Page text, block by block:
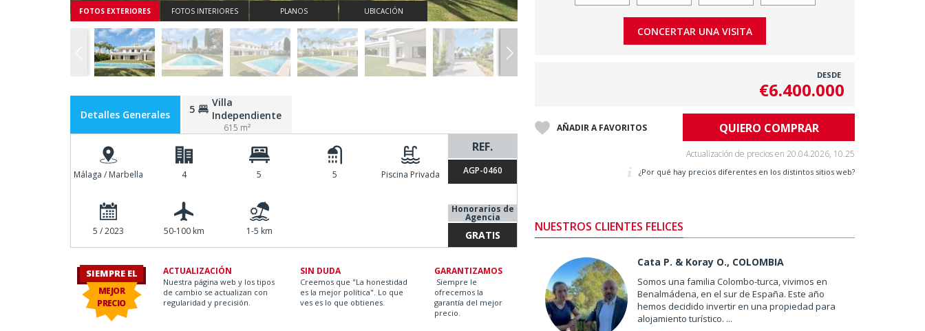
FOTOS EXTERIORES FOTOS INTERIORES PLANOS UBICACIÓN
Detalles Generales 5
Villa
Independiente
615 m²
REF.
AGP-0460
Honorarios de
Agencia
GRATIS
Málaga / Marbella 4 5 5 Piscina Privada
5 / 2023 50-100 km 1-5 km
SIEMPRE EL
MEJOR
PRECIO
ACTUALIZACIÓN
Nuestra página web y los tipos
de cambio se actualizan con
regularidad y precisión.
SIN DUDA
Creemos que "La honestidad
es la mejor política". Lo que
ves es lo que obtienes.
GARANTIZAMOS
Siempre le
ofrecemos la
garantía del mejor
precio.
DESDE
€6.400.000
AÑADIR A FAVORITOS QUIERO COMPRAR
Actualización de precios en 20.04.2026, 10.25
¿Por qué hay precios diferentes en los distintos sitios web?
NUESTROS CLIENTES FELICES
Cata P. & Koray O., COLOMBIA
Somos una familia Colombo-turca, vivimos en
Benalmádena, en el sur de España. Este año
hemos decidido invertir en una propiedad para
alojamiento turístico. ...